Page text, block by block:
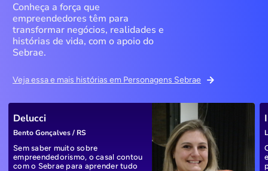
Conheça a força que
empreendedores têm para
transformar negócios, realidades e
histórias de vida, com o apoio do
Sebrae.
Veja essa e mais histórias em Personagens Sebrae
Delucci
Bento Gonçalves / RS
Sem saber muito sobre
empreendedorismo, o casal contou
com o Sebrae para aprender tudo